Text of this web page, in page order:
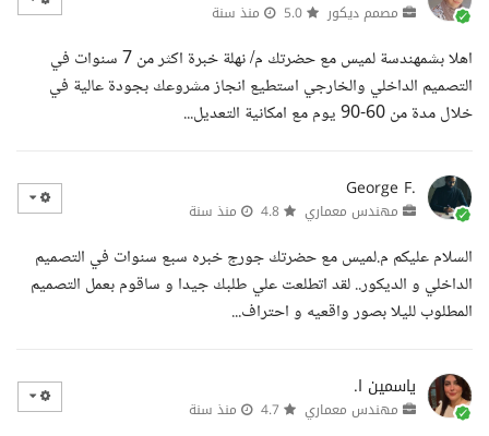
مصمم ديكور منذ سنة
اهلا بشمهندسة لميس مع حضرتك م/ نهلة خبرة اكثر من 7 سنوات في
التصميم الداخلي والخارجي استطيع انجاز مشروعك بجودة عالية في
خلال مدة من 60-90 يوم مع امكانية التعديل...
George F.
مهندس معماري منذ سنة
السلام عليكم م.لميس مع حضرتك جورج خبره سبع سنوات في التصميم
الداخلي و الديكور.. لقد اتطلعت علي طلبك جيدا و ساقوم بعمل التصميم
المطلوب لليلا بصور واقعيه و احتراف...
ياسمين ا.
مهندس معماري منذ سنة